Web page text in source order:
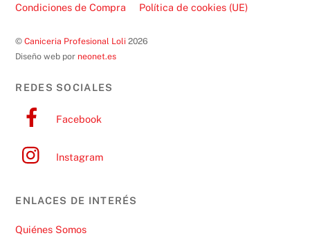
Condiciones de Compra
Política de cookies (UE)
©Caniceria Profesional Loli 2026
Diseño web por neonet.es
REDES SOCIALES
Facebook
Instagram
ENLACES DE INTERÉS
Quiénes Somos